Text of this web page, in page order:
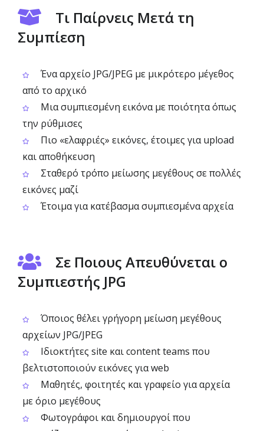
Τι Παίρνεις Μετά τη
Συμπίεση
Ένα αρχείο JPG/JPEG με μικρότερο μέγεθος
από το αρχικό
Μια συμπιεσμένη εικόνα με ποιότητα όπως
την ρύθμισες
Πιο «ελαφριές» εικόνες, έτοιμες για upload
και αποθήκευση
Σταθερό τρόπο μείωσης μεγέθους σε πολλές
εικόνες μαζί
Έτοιμα για κατέβασμα συμπιεσμένα αρχεία
Σε Ποιους Απευθύνεται ο
Συμπιεστής JPG
Όποιος θέλει γρήγορη μείωση μεγέθους
αρχείων JPG/JPEG
Ιδιοκτήτες site και content teams που
βελτιστοποιούν εικόνες για web
Μαθητές, φοιτητές και γραφείο για αρχεία
με όριο μεγέθους
Φωτογράφοι και δημιουργοί που